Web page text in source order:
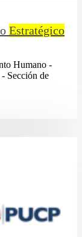
Estratégico
Humano -
Sección de